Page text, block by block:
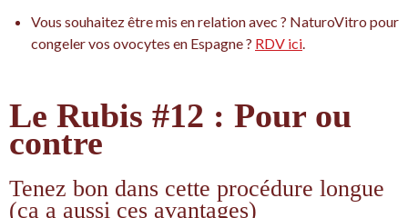
Vous souhaitez être mis en relation avec ? NaturoVitro pour
congeler vos ovocytes en Espagne ? RDV ici.
Le Rubis #12 : Pour ou
contre
Tenez bon dans cette procédure longue
(ça a aussi ces avantages)